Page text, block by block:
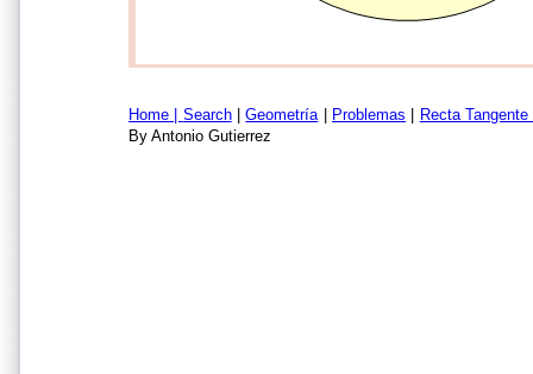
Home | Search|Geometría| Problemas
Recta
By Antonio Gutierrez